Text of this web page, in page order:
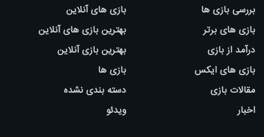
بررسی بازی ها
بازی های برتر
درآمد از بازی
بازی های ایکس
مقالات بازی
اخبار
بازی های آنلاین
بهترین بازی های آنلاین
بهترین بازی آنلاین
بازی ها
دسته بندی نشده
ویدئو